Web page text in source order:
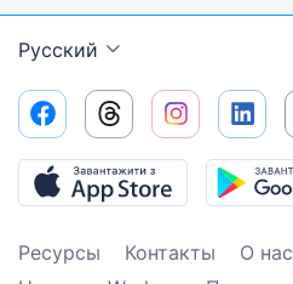
Русский
Ресурсы Контакты О нас